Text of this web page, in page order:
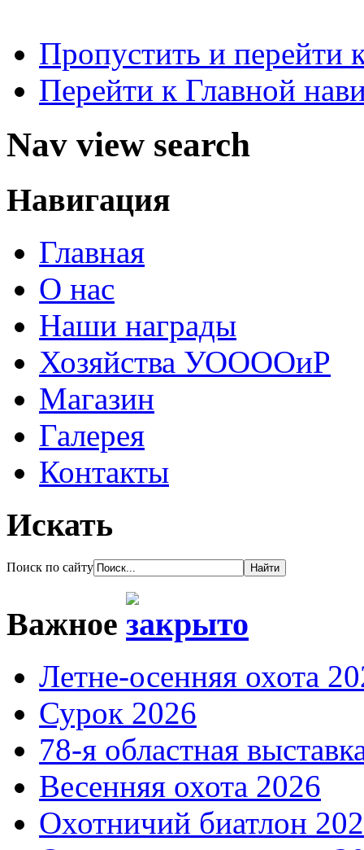
Пропустить и перейти
Перейти к Главной
Nav view search
Навигация
Главная
О нас
Наши награды
Хозяйства УООООиР
Магазин
Галерея
Контакты
Искать
Поиск по сайту
Важное
Летне-осенняя охота
Сурок 2026
78-я областная
Весенняя охота 2026
Охотничий биатлон